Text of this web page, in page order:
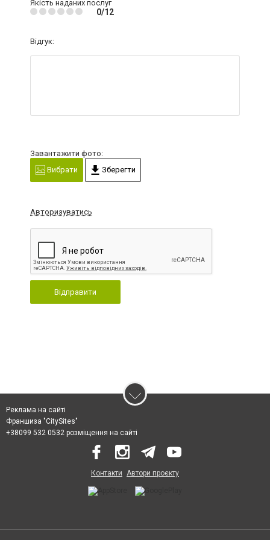
Якість наданих послуг
0/12
Відгук:
Завантажити фото:
Вибрати
Зберегти
Авторизуватись
Відправити
Реклама на сайті
Франшиза "CitySites"
+38099 532 0532 розміщення на сайті
Контакти Автори проєкту